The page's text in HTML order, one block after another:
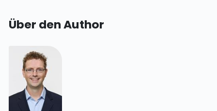
Über den Author